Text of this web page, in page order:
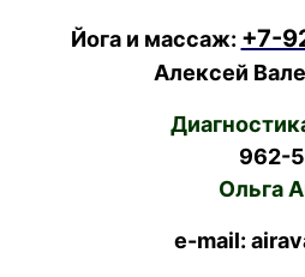
Йога и массаж: +7-
Алексей
962-
Ольга
e-mail: